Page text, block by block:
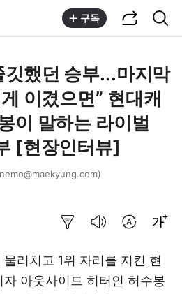
구독
깃했던 승부...마지막
이겼으면” 현대캐
이 말하는 라이벌
[현장인터뷰]
리치고 1위 자리를 지킨 현
아웃사이드 히터인 허수봉